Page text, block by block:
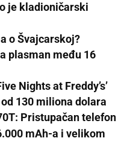
je kladioničarski
o Švajcarskoj?
plasman među 16
Nights at Freddy’s’
130 miliona dolara
Pristupačan telefon
mAh-a i velikom